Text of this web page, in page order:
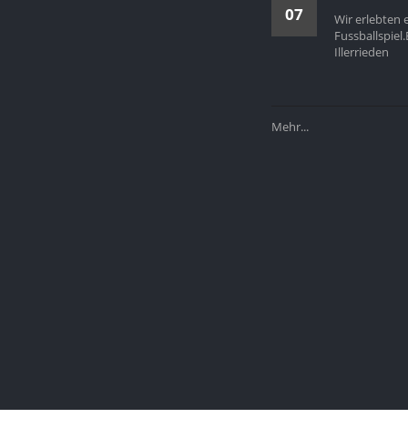
07
Wir erlebten
Illerrieden
Mehr...